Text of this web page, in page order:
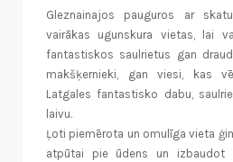
Gleznainajos pauguros ar
vairākas ugunskura vietas, lai
fantastiskos saulrietus gan
makšķernieki, gan viesi, kas
Latgales fantastisko dabu,
laivu.
Ļoti piemērota un omulīga vieta
atpūtai pie ūdens un izbaudot